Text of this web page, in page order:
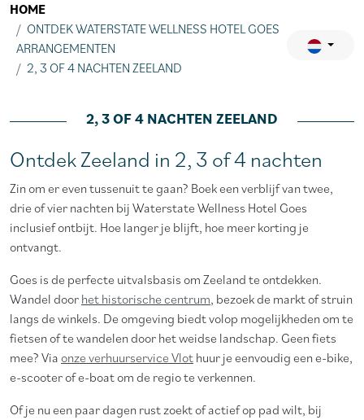
HOME
ONTDEK WATERSTATE WELLNESS HOTEL GOES
ARRANGEMENTEN
2, 3 OF 4 NACHTEN ZEELAND
2, 3 OF 4 NACHTEN ZEELAND
Ontdek Zeeland in 2, 3 of 4 nachten
Zin om er even tussenuit te gaan? Boek een verblijf van twee,
drie of vier nachten bij Waterstate Wellness Hotel Goes
inclusief ontbijt. Hoe langer je blijft, hoe meer korting je
ontvangt.
Goes is de perfecte uitvalsbasis om Zeeland te ontdekken.
Wandel door het historische centrum, bezoek de markt of struin
langs de winkels. De omgeving biedt volop mogelijkheden om te
fietsen of te wandelen door het weidse landschap. Geen fiets
mee? Via onze verhuurservice Vlot huur je eenvoudig een e-bike,
e-scooter of e-boat om de regio te verkennen.
Of je nu een paar dagen rust zoekt of actief op pad wilt, bij